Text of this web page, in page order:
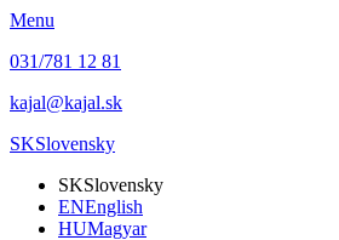
Menu
031/781 12 81
kajal@kajal.sk
SKSlovensky
SKSlovensky
ENEnglish
HUMagyar